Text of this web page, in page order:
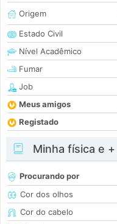
Origem
Estado Civil
Nível Acadêmico
Fumar
Job
Meus amigos
Registado
Minha física e +
Procurando por
Cor dos olhos
Cor do cabelo